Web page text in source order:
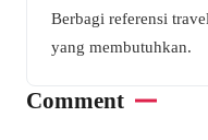
Berbagi referensi
yang membutuhkan.
Comment